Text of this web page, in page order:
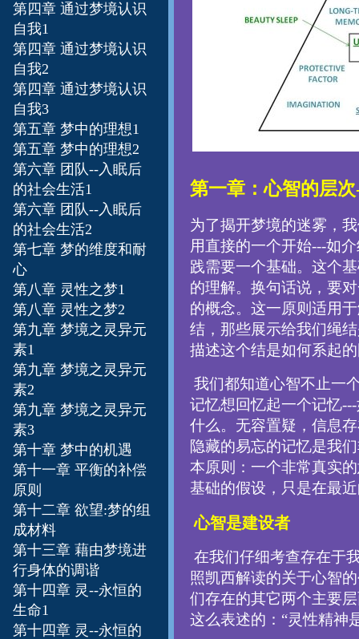
第四章 通过梦境认识
自我1
第四章 通过梦境认识
自我2
第四章 通过梦境认识
自我3
第五章 梦中的理想1
第五章 梦中的理想2
第六章 团队--入眠后
的社会生活1
第六章 团队--入眠后
的社会生活2
第七章 梦的维度和耐
心
第八章 灵性之梦1
第八章 灵性之梦2
第九章 梦境之灵异元
素1
第九章 梦境之灵异元
素2
第九章 梦境之灵异元
素3
第十章 梦中的机遇
第十一章 平衡的补偿
原则
第十二章 欲望:梦的组
成材料
第十三章 藉由梦境进
行身体的调谐
第十四章 灵--永恒的
生命1
第十四章 灵--永恒的
第一章：心智的层
为了揭开梦境的迷雾，
用直接的一个开始---如
践需要一个基础。这个
的理解。换句话说，要
的概念。这一原则适用
结，那些展示给我们绳
描述这个结是如何系起
我们都知道心智不止一
记忆想回忆起一个记忆
什么。无容置疑，信息
隐藏的易忘的记忆是我
本原则：一个非常真实
基础的假设，只是在最
心智是建设者
在我们仔细考查存在于
照凯西解读的关于心智
们存在的其它两个主要
这么表述的：“灵性精神